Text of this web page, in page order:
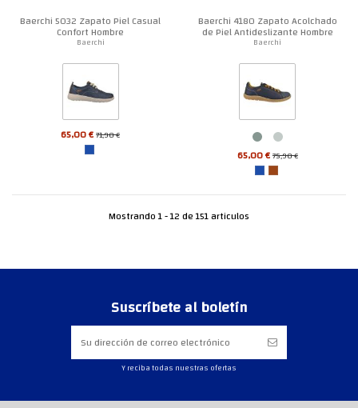
Baerchi 5032 Zapato Piel Casual
Confort Hombre
Baerchi
65,00 €71,90 €
Baerchi 4180 Zapato Acolchado
de Piel Antideslizante Hombre
Baerchi
65,00 €75,90 €
Mostrando 1 - 12 de 151 articulos
Suscríbete al boletín
Y reciba todas nuestras ofertas